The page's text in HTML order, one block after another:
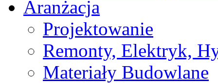
Aranżacja
Projektowanie
Remonty, Elektryk,
Materiały Budowlane